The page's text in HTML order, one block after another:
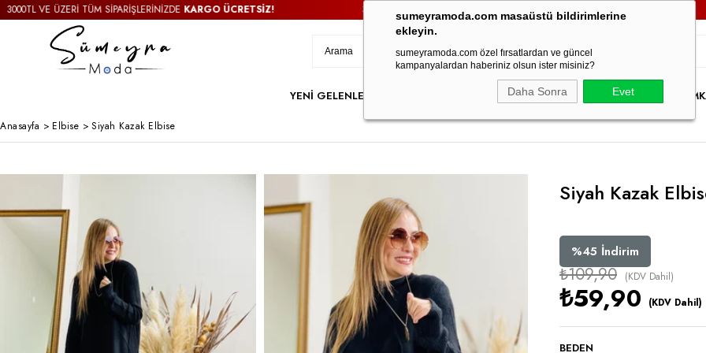
sumeyramoda.com masaüstü bildirimlerine
ekleyin.
sumeyramoda.com özel fırsatlardan ve güncel
kampanyalardan haberiniz olsun ister misiniz?
Daha Sonra Evet
ÜZERİ TÜM SİPARİŞLERİNİZDEKARGO ÜCRETSİZ! 3000TL VE ÜZERİ TÜM SİPARİŞLERİNİZDE KARGO ÜCRETSİZ!
YENİ GELENLER ALT GİYİMDIŞ GİYİMTAKIM PARTY WEAR İNDİRİM
Anasayfa > Elbise > Siyah Kazak Elbise
Siyah Kazak
%45 İndirim
₺109,90 (KDV Dahil)
₺59,90 (KDV Dahil)
BEDEN